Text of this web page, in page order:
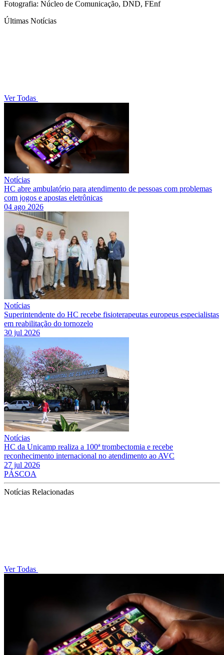
Fotografia: Núcleo de Comunicação, DND, FEnf
Últimas Notícias
Ver Todas
Notícias
HC abre ambulatório para atendimento de pessoas com problemas
com jogos e apostas eletrônicas
04 ago 2026
Notícias
Superintendente do HC recebe fisioterapeutas europeus especialistas
em reabilitação do tornozelo
30 jul 2026
Notícias
HC da Unicamp realiza a 100ª trombectomia e recebe
reconhecimento internacional no atendimento ao AVC
27 jul 2026
PÁSCOA
Notícias Relacionadas
Ver Todas